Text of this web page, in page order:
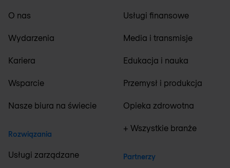
O nas
Wydarzenia
Kariera
Wsparcie
Nasze biura na świecie
Rozwiązania
Usługi zarządzane
Usługi finansowe
Media i transmisje
Edukacja i nauka
Przemysł i produkcja
Opieka zdrowotna
+ Wszystkie branże
Partnerzy